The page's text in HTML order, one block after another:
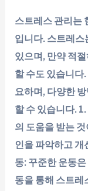
스트레스 관리는
입니다. 스트레스
있으며, 만약 적
할 수도 있습니다
요하며, 다양한
할 수 있습니다.
의 도움을 받는
인을 파악하고 개
동: 꾸준한 운동
동을 통해 스트레